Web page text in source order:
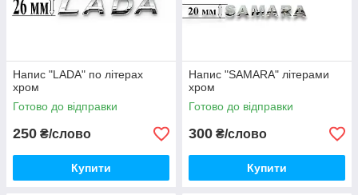
Напис "LADA" по літерах
хром
Готово до відправки
250 ₴/слово
Купити
Напис "SAMARA" літерами
хром
Готово до відправки
300 ₴/слово
Купити